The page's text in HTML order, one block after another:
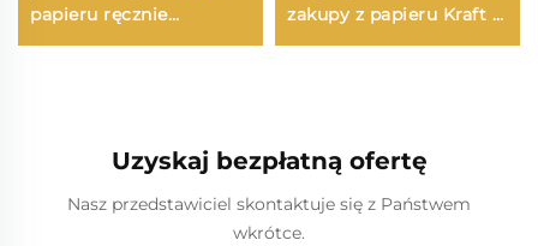
papieru ręcznie
robionego na sałatkę,
cateringowej i rzemiosła
zakupy z papieru Kraft z
niestandardowym logo
Narodzenie
Uzyskaj bezpłatną ofertę
Nasz przedstawiciel skontaktuje się z Państwem
wkrótce.